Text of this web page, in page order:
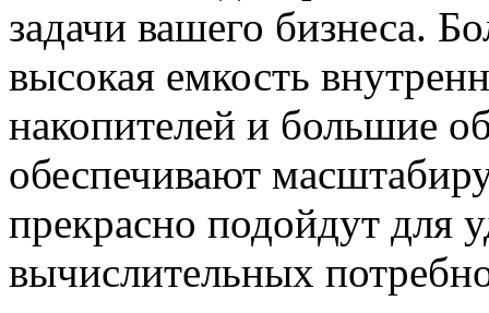
задачи вашего бизнеса.
высокая емкость
накопителей и большие
обеспечивают
прекрасно подойдут для
вычислительных